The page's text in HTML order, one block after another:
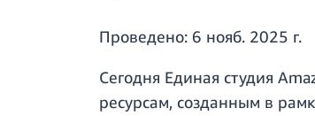
Проведено: 6 нояб. 2025 г.
Сегодня Единая студия
ресурсам, созданным в